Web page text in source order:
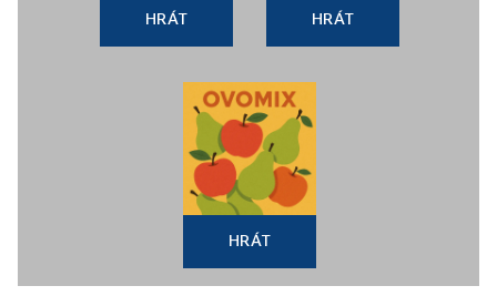
HRÁT HRÁT
HRÁT